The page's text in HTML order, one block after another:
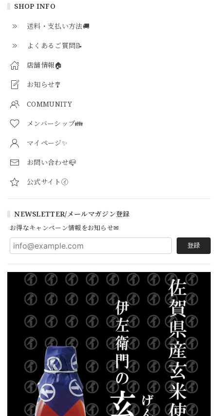
SHOP INFO
送料・支払い方法🚚
よくあるご質問📝
店舗情報🏠
お知らせ🎐
COMMUNITY
メンバーシップ👪
マイページ✨
お問い合わせ📪
公式サイト㋑
NEWSLETTER/メールマガジン登録
お得なキャンペーン情報をお知らせ✉
登録